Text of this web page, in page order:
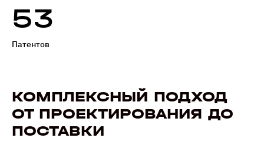
53
Патентов
КОМПЛЕКСНЫЙ ПОДХОД
ОТ ПРОЕКТИРОВАНИЯ ДО
ПОСТАВКИ